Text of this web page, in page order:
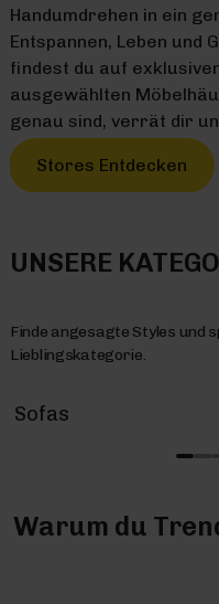
Handumdrehen in ein
Entspannen, Leben und
findest du auf
ausgewählten
genau sind, verrät dir
Stores Entdecken
UNSERE
Finde angesagte Styles und
Lieblingskategorie.
Sofas
Warum du